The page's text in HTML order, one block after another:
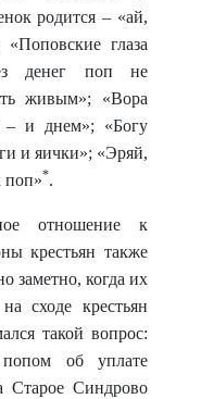
родится – «ай,
глаза
денег поп не
живым»; «Вора
– и днем»; «Богу
и яички»; «Эряй,
поп»*.
отношение к
крестьян также
заметно, когда их
сходе крестьян
такой вопрос:
об уплате
Синдрово